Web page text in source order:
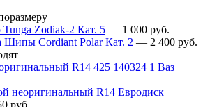
Zodiak-2 Кат. 5 — 1 000 руб.
Шипы Cordiant Polar Кат. 2 — 2 400 руб.
R14 425 140324 1 Ваз
неоригинальный R14 Евродиск
руб.